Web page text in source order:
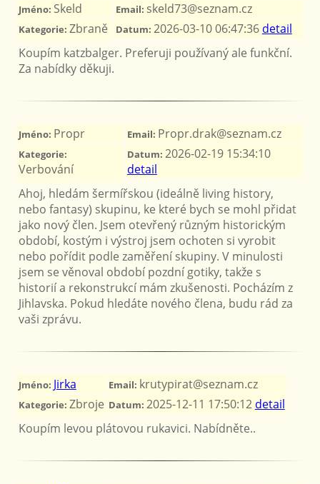
Jméno: Skeld Email: skeld73@seznam.cz
Kategorie: Zbraně Datum: 2026-03-10 06:47:36 detail
Koupím katzbalger. Preferuji používaný ale funkční.
Za nabídky děkuji.
Jméno: Propr Email: Propr.drak@seznam.cz
Kategorie:
Verbování
Datum: 2026-02-19 15:34:10
detail
Ahoj, hledám šermířskou (ideálně living history,
nebo fantasy) skupinu, ke které bych se mohl přidat
jako nový člen. Jsem otevřený různým historickým
období, kostým i výstroj jsem ochoten si vyrobit
nebo pořídit podle zaměření skupiny. V minulosti
jsem se věnoval období pozdní gotiky, takže s
historií a rekonstrukcí mám zkušenosti. Pocházím z
Jihlavska. Pokud hledáte nového člena, budu rád za
vaši zprávu.
Jméno: Jirka Email: krutypirat@seznam.cz
Kategorie: Zbroje Datum: 2025-12-11 17:50:12 detail
Koupím levou plátovou rukavici. Nabídněte..